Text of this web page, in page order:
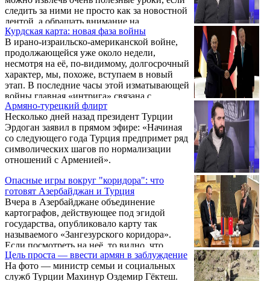
провалы.
следить за ними не просто как за новостной
лентой, а обращать внимание на
стратегический ход происходящего.
Курдская карта: новая фаза войны
В ирано-израильско-американской войне,
продолжающейся уже около недели,
несмотря на её, по-видимому, долгосрочный
характер, мы, похоже, вступаем в новый
этап. В последние часы этой изматывающей
войны главная «интрига» связана с
курдами, которым, по всей видимости, на
этом этапе отведена роль главных героев
американо-израильского «кино».
Армяно-турецкий флирт
Несколько дней назад президент Турции
Эрдоган заявил в прямом эфире: «Начиная
со следующего года Турция предпримет ряд
символических шагов по нормализации
отношений с Арменией».
Опасные игры вокруг "коридора": что
готовят Азербайджан и Турция
Вчера в Азербайджане объединение
картографов, действующее под эгидой
государства, опубликовало карту так
называемого «Зангезурского коридора».
Если посмотреть на неё, то видно, что
армянские топонимы тюркизированы, на
дороге нет никаких указателей, которые бы
намекали на контрольно-пропускные
Цель проста — ввести армян в заблуждение
На фото — министр семьи и социальных
служб Турции Махинур Оздемир Гёктеш.